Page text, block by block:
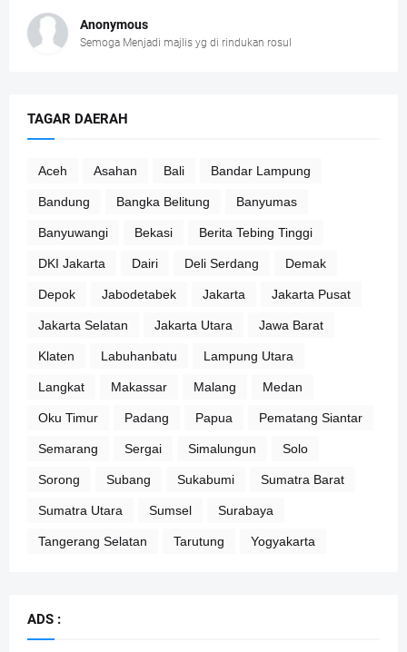
Anonymous
Semoga Menjadi majlis yg di rindukan rosul
TAGAR DAERAH
Aceh Asahan Bali Bandar Lampung
Bandung Bangka Belitung Banyumas
Banyuwangi Bekasi Berita Tebing Tinggi
DKI Jakarta Dairi Deli Serdang Demak
Depok Jabodetabek Jakarta Jakarta Pusat
Jakarta Selatan Jakarta Utara Jawa Barat
Klaten Labuhanbatu Lampung Utara
Langkat Makassar Malang Medan
Oku Timur Padang Papua Pematang Siantar
Semarang Sergai Simalungun Solo
Sorong Subang Sukabumi Sumatra Barat
Sumatra Utara Sumsel Surabaya
Tangerang Selatan Tarutung Yogyakarta
ADS :